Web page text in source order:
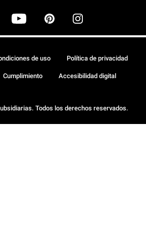
Todos los derechos reservados.
de uso Política de privacidad
Cumplimiento Accesibilidad digital